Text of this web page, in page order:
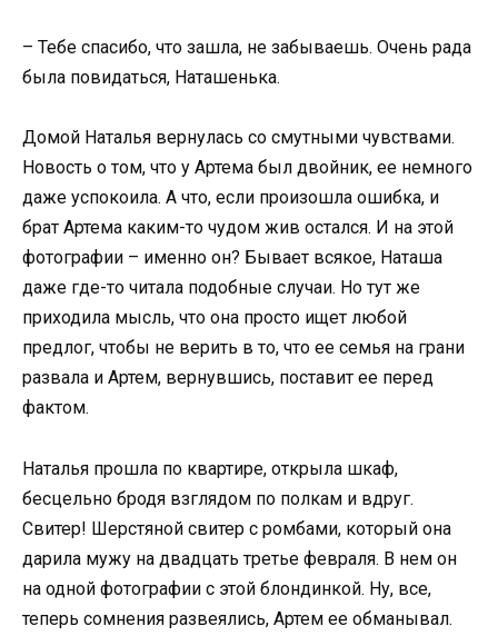
– Тебе спасибо, что зашла, не забываешь. Очень рада
была повидаться, Наташенька.
Домой Наталья вернулась со смутными чувствами.
Новость о том, что у Артема был двойник, ее немного
даже успокоила. А что, если произошла ошибка, и
брат Артема каким-то чудом жив остался. И на этой
фотографии – именно он? Бывает всякое, Наташа
даже где-то читала подобные случаи. Но тут же
приходила мысль, что она просто ищет любой
предлог, чтобы не верить в то, что ее семья на грани
развала и Артем, вернувшись, поставит ее перед
фактом.
Наталья прошла по квартире, открыла шкаф,
бесцельно бродя взглядом по полкам и вдруг.
Свитер! Шерстяной свитер с ромбами, который она
дарила мужу на двадцать третье февраля. В нем он
на одной фотографии с этой блондинкой. Ну, все,
теперь сомнения развеялись, Артем ее обманывал.